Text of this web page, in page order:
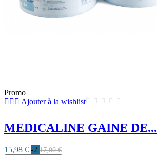
Promo
Ajouter à la wishlist
MEDICALINE GAINE DE...
15,98 € -2 17,00 €